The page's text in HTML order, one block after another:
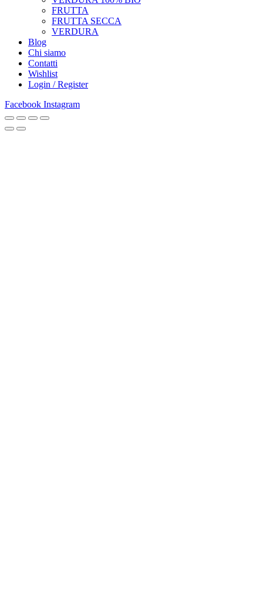
FRUTTA
FRUTTA SECCA
VERDURA
Blog
Chi siamo
Contatti
Wishlist
Login / Register
Facebook Instagram